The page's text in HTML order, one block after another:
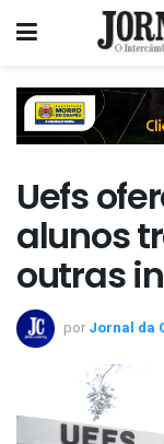
Uefs
alunos
outras
por Jornal da